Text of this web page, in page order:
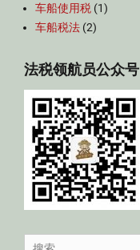
车船使用税 (1)
车船税法 (2)
法税领航员公众号
Search